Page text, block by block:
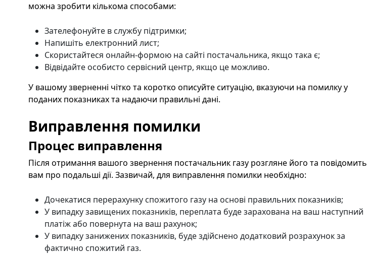
можна зробити кількома способами:
Зателефонуйте в службу підтримки;
Напишіть електронний лист;
Скористайтеся онлайн-формою на сайті постачальника, якщо така є;
Відвідайте особисто сервісний центр, якщо це можливо.
У вашому зверненні чітко та коротко описуйте ситуацію, вказуючи на помилку у
поданих показниках та надаючи правильні дані.
Виправлення помилки
Процес виправлення
Після отримання вашого звернення постачальник газу розгляне його та повідомить
вам про подальші дії. Зазвичай, для виправлення помилки необхідно:
Дочекатися перерахунку спожитого газу на основі правильних показників;
У випадку завищених показників, переплата буде зарахована на ваш наступний
платіж або повернута на ваш рахунок;
У випадку занижених показників, буде здійснено додатковий розрахунок за
фактично спожитий газ.